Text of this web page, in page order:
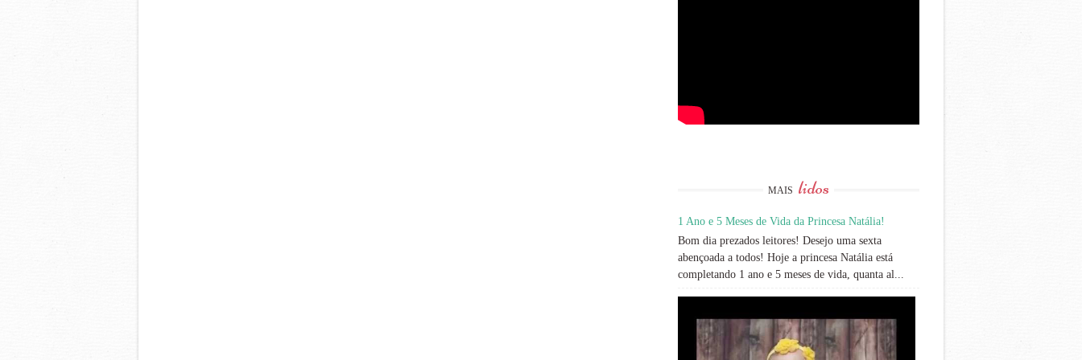
MAIS lidos
1 Ano e 5 Meses de Vida da Princesa Natália!
Bom dia prezados leitores! Desejo uma sexta
abençoada a todos! Hoje a princesa Natália está
completando 1 ano e 5 meses de vida, quanta al...